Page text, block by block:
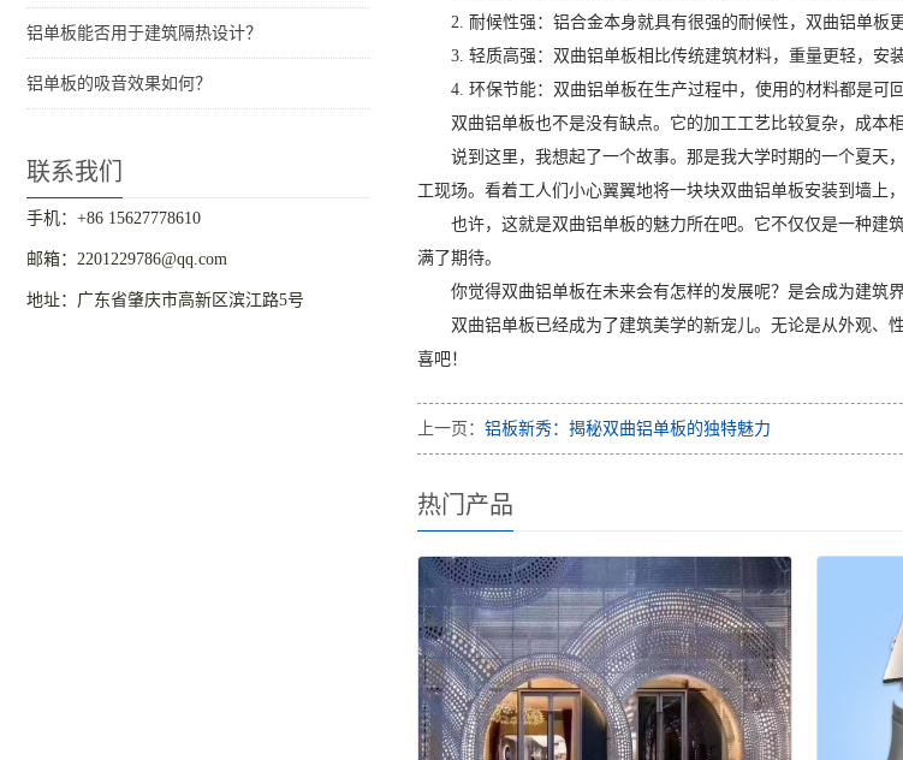
铝单板能否用于建筑隔热设计？
铝单板的吸音效果如何？
联系我们
手机：+86 15627778610
邮箱：2201229786@qq.com
地址：广东省肇庆市高新区滨江路5号
2. 耐候性强：铝合金本身就具有很强的耐候性，双曲铝单板
3. 轻质高强：双曲铝单板相比传统建筑材料，重量更轻，安
4. 环保节能：双曲铝单板在生产过程中，使用的材料都是可
双曲铝单板也不是没有缺点。它的加工工艺比较复杂，成本
说到这里，我想起了一个故事。那是我大学时期的一个夏天
工现场。看着工人们小心翼翼地将一块块双曲铝单板安装到墙上
也许，这就是双曲铝单板的魅力所在吧。它不仅仅是一种建
满了期待。
你觉得双曲铝单板在未来会有怎样的发展呢？是会成为建筑
双曲铝单板已经成为了建筑美学的新宠儿。无论是从外观、
喜吧！
上一页： 铝板新秀：揭秘双曲铝单板的独特魅力
热门产品